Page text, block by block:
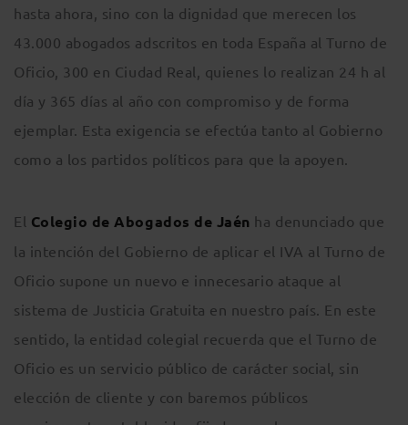
hasta ahora, sino con la dignidad que merecen los
43.000 abogados adscritos en toda España al Turno de
Oficio, 300 en Ciudad Real, quienes lo realizan 24 h al
día y 365 días al año con compromiso y de forma
ejemplar. Esta exigencia se efectúa tanto al Gobierno
como a los partidos políticos para que la apoyen.
El Colegio de Abogados de Jaén ha denunciado que
la intención del Gobierno de aplicar el IVA al Turno de
Oficio supone un nuevo e innecesario ataque al
sistema de Justicia Gratuita en nuestro país. En este
sentido, la entidad colegial recuerda que el Turno de
Oficio es un servicio público de carácter social, sin
elección de cliente y con baremos públicos